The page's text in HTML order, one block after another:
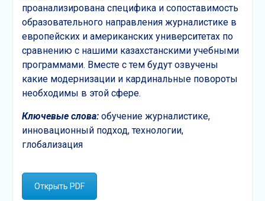
проанализирована специфика и сопоставимость
образовательного направления журналистике в
европейских и американских университетах по
сравнению с нашими казахстанскими учебными
программами. Вместе с тем будут озвучены
какие модернизации и кардинальные повороты
необходимы в этой сфере.
Ключевые слова:обучение журналистике,
инновационный подход, технологии,
глобализация
Открыть PDF